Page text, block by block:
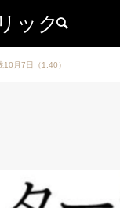
ック
月7日（1:40）